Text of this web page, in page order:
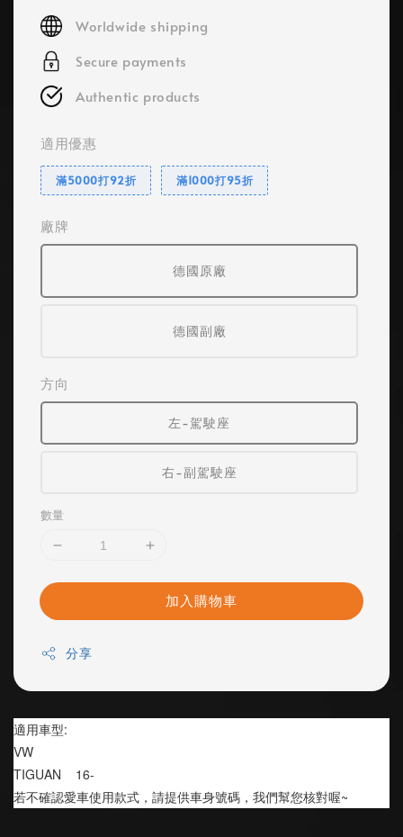
price
Worldwide shipping
Secure payments
Authentic products
適用優惠
滿5000打92折 滿1000打95折
廠牌
德國原廠
德國副廠
方向
左-駕駛座
右-副駕駛座
數量
加入購物車
分享
適用車型:
VW
TIGUAN    16-
若不確認愛車使用款式，請提供車身號碼，我們幫您核對喔~